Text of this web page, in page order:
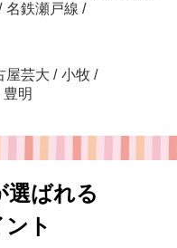
名鉄瀬戸線 /
屋芸大 / 小牧 /
豊明
選ばれる
ト